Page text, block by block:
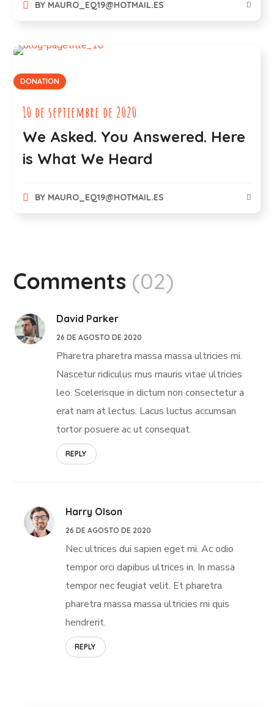
BY MAURO_EQ19@HOTMAIL.ES
DONATION
10 de septiembre de 2020
We Asked. You Answered. Here
is What We Heard
BY MAURO_EQ19@HOTMAIL.ES
Comments (02)
David Parker
26 DE AGOSTO DE 2020
Pharetra pharetra massa massa ultricies mi.
Nascetur ridiculus mus mauris vitae ultricies
leo. Scelerisque in dictum non consectetur a
erat nam at lectus. Lacus luctus accumsan
tortor posuere ac ut consequat.
REPLY
Harry Olson
26 DE AGOSTO DE 2020
Nec ultrices dui sapien eget mi. Ac odio
tempor orci dapibus ultrices in. In massa
tempor nec feugiat velit. Et pharetra
pharetra massa massa ultricies mi quis
hendrerit.
REPLY